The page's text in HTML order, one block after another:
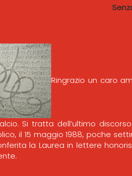
Ringrazio un caro
Si tratta dell’ultimo
il 15 maggio 1988, poche
la Laurea in lettere